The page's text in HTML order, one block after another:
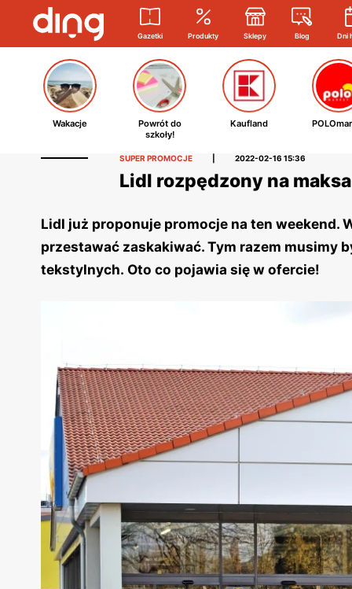
Gazetki Produkty Sklepy Blog Dni
Wakacje
Powrót do
szkoły!
Kaufland
SUPER PROMOCJE 2022-02-16 15:36
Lidl rozpędzony na
Lidl już proponuje promocje na ten weekend.
przestawać zaskakiwać. Tym razem musimy
tekstylnych. Oto co pojawia się w ofercie!